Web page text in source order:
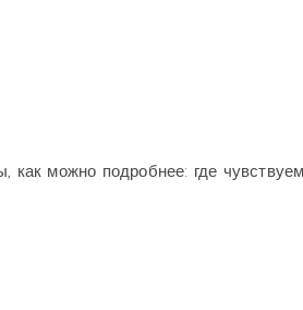
как можно подробнее: где